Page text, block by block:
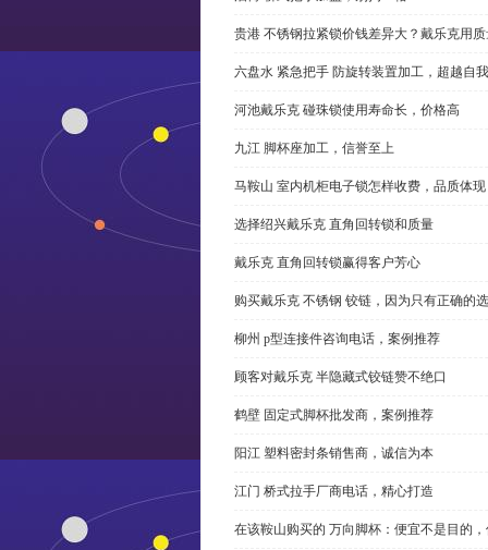
贵港 不锈钢拉紧锁价钱差异大？戴乐克用
六盘水 紧急把手 防旋转装置加工，超越自我
河池戴乐克 碰珠锁使用寿命长，价格高
九江 脚杯座加工，信誉至上
马鞍山 室内机柜电子锁怎样收费，品质体现
选择绍兴戴乐克 直角回转锁和质量
戴乐克 直角回转锁赢得客户芳心
购买戴乐克 不锈钢 铰链，因为只有正确的
柳州 p型连接件咨询电话，案例推荐
顾客对戴乐克 半隐藏式铰链赞不绝口
鹤壁 固定式脚杯批发商，案例推荐
阳江 塑料密封条销售商，诚信为本
江门 桥式拉手厂商电话，精心打造
在该鞍山购买的 万向脚杯：便宜不是目的